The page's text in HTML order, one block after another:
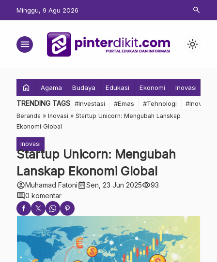
Minggu, 9 Agu 2026 search
menu light_mode
home Agama Budaya Edukasi Ekonomi Inovasi
TRENDING TAGS #Investasi #Emas #Tehnologi #Inovasi
Beranda » Inovasi » Startup Unicorn: Mengubah Lanskap
Ekonomi Global
Inovasi
Startup Unicorn: Mengubah
Lanskap Ekonomi Global
account_circleMuhamad Fatonicalendar_monthSen, 23 Jun 2025visibility93
comment0 komentar